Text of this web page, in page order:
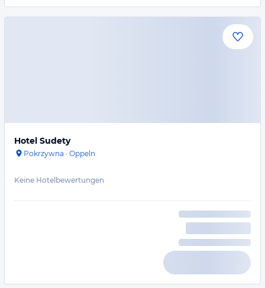
Hotel Sudety
Pokrzywna · Oppeln
Keine Hotelbewertungen